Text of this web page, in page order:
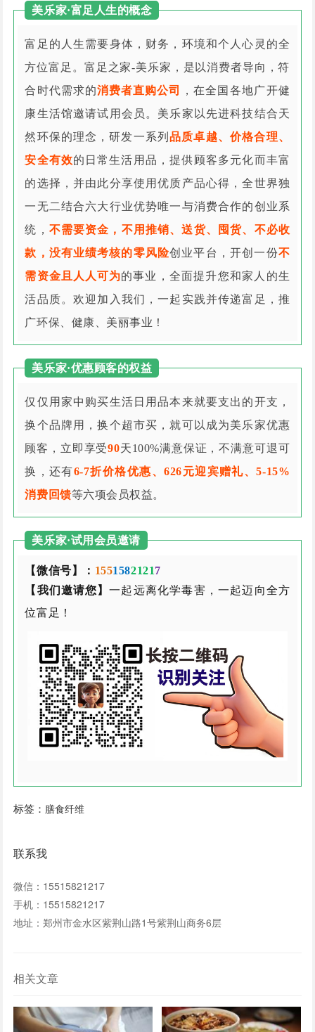
美乐家·富足人生的概念
富足的人生需要身体，财务，环境和个人心灵的全
方位富足。富足之家-美乐家，是以消费者导向，符
合时代需求的消费者直购公司
，在全国各地广开健
康生活馆邀请试用会员。美乐家以先进科技结合天
然环保的理念，研发一系列 品质卓越、价格合理、
安全有效的日常生活用品，提供顾客多元化而丰富
的选择，并由此分享使用优质产品心得，全世界独
一无二结合六大行业优势唯一与消费合作的创业系
统， 不需要资金，不用推销、送货、囤货、不必收
款，没有业绩考核的零风险创业平台，开创一份不
需资金且人人可为的事业，全面提升您和家人的生
活品质。欢迎加入我们，一起实践并传递富足，推
广环保、健康、美丽事业！
美乐家·优惠顾客的权益
仅仅用家中购买生活日用品本来就要支出的开支，
换个品牌用，换个超市买，就可以成为美乐家优惠
顾客，立即享受90天100%满意保证，不满意可退可
换，还有6-7折价格优惠、626元迎宾赠礼、5-15%
消费回馈等六项会员权益。
美乐家·试用会员邀请
【微信号】： 15515821217
【我们邀请您】一起远离化学毒害，一起迈向全方
位富足！
标签： 膳食纤维
联系我
微信：15515821217
手机：15515821217
地址：郑州市金水区紫荆山路1号紫荆山商务6层
相关文章